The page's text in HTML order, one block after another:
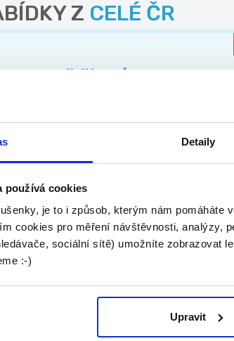
Detaily
používá cookies
je to i způsob, kterým nám
cookies pro měření návštěvnosti, analýzy,
sociální sítě) umožníte zobrazovat
:-)
Upravit
Z CELÉ ČR
140 Kč čist./hod.,
u Pa...
lekcí v IT škole |
chtě...